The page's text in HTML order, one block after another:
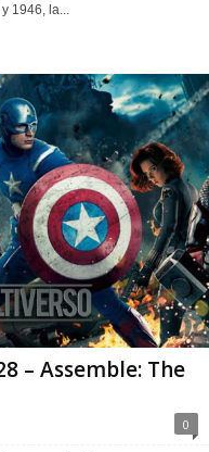
1946, la...
– Assemble: The
0